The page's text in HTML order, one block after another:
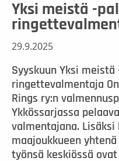
Yksi meistä -
29.9.2025
Syyskuun Yksi
ringettevalmentaja
Rings ry:n
Ykkössarjassa
valmentajana.
maajoukkueen
työnsä keskiössä